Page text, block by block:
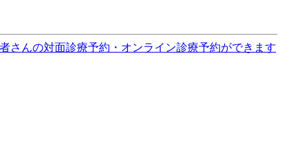
さんの対面診療予約・オンライン診療予約ができます